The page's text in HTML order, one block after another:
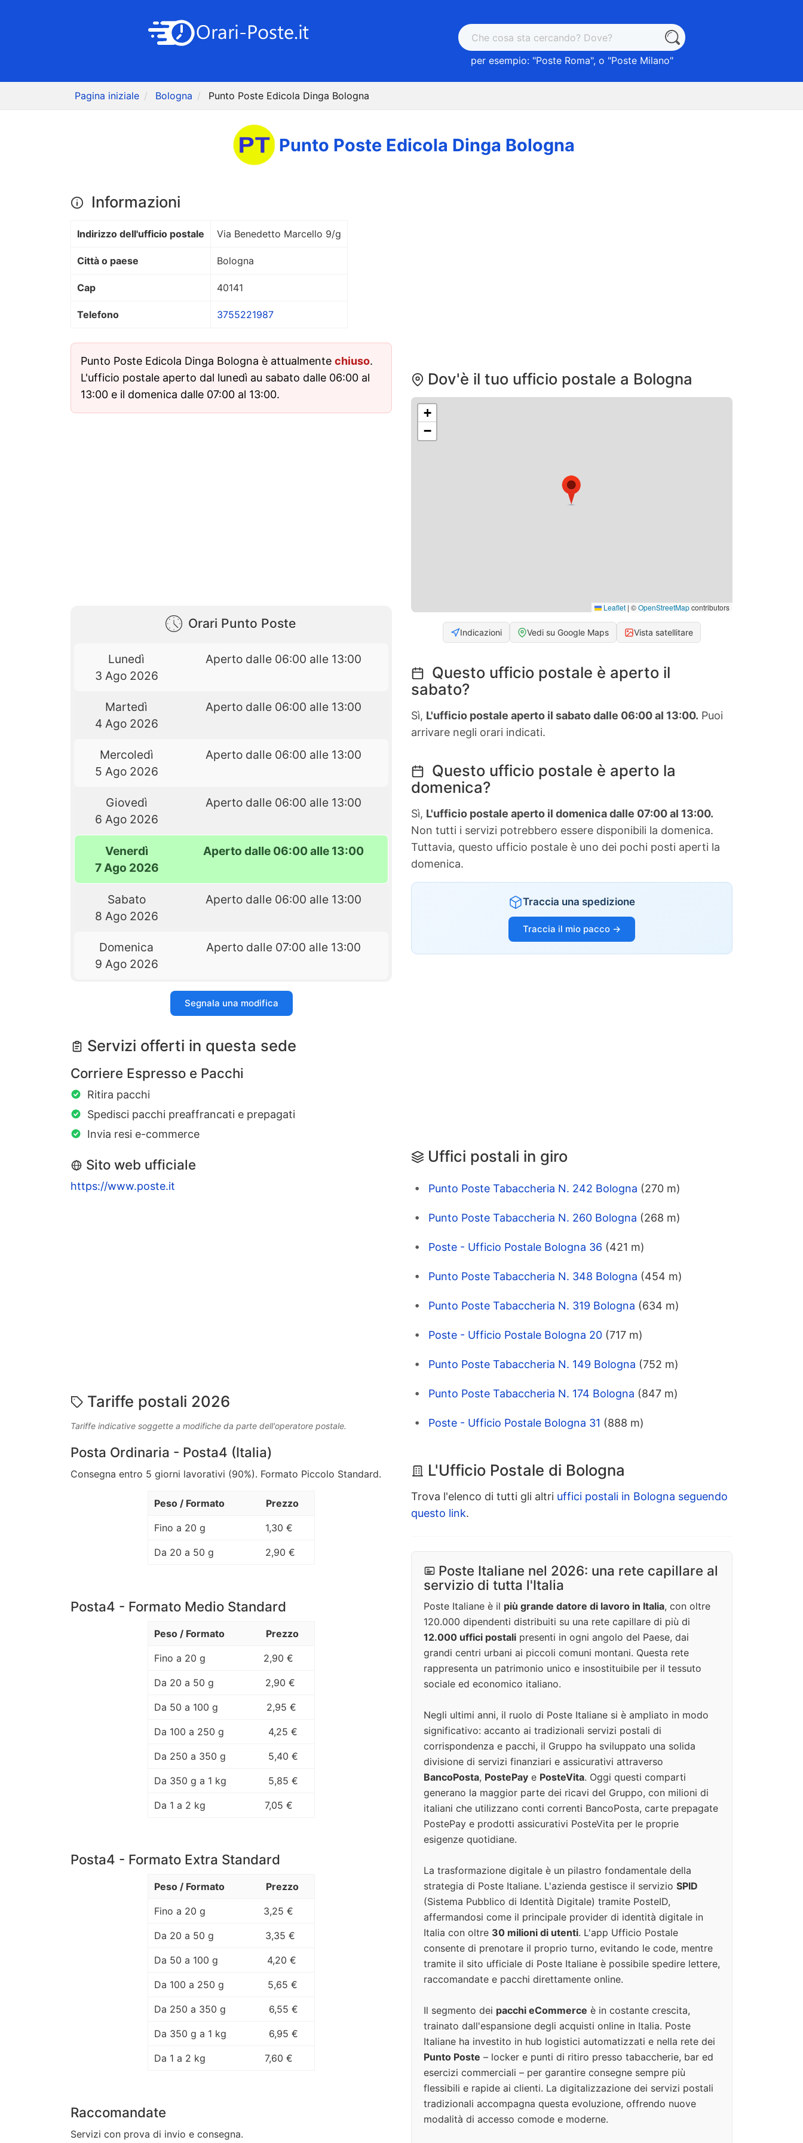
per esempio: "Poste Roma", o "Poste Milano"
Pagina iniziale Bologna Punto Poste Edicola Dinga Bologna
Punto Poste Edicola Dinga Bologna
Informazioni
Indirizzo dell'ufficio postale Via Benedetto Marcello 9/g
Città o paese Bologna
Cap 40141
Telefono 3755221987
Punto Poste Edicola Dinga Bologna è attualmente chiuso.
L'ufficio postale aperto dal lunedì au sabato dalle 06:00 al
13:00 e il domenica dalle 07:00 al 13:00.
Orari Punto Poste
Lunedì
3 Ago 2026
Aperto dalle 06:00 alle 13:00
Martedì
4 Ago 2026
Aperto dalle 06:00 alle 13:00
Mercoledì
5 Ago 2026
Aperto dalle 06:00 alle 13:00
Giovedì
6 Ago 2026
Aperto dalle 06:00 alle 13:00
Venerdì
7 Ago 2026
Aperto dalle 06:00 alle 13:00
Sabato
8 Ago 2026
Aperto dalle 06:00 alle 13:00
Domenica
9 Ago 2026
Aperto dalle 07:00 alle 13:00
Segnala una modifica
Servizi offerti in questa sede
Corriere Espresso e Pacchi
Ritira pacchi
Spedisci pacchi preaffrancati e prepagati
Invia resi e-commerce
Sito web ufficiale
https://www.poste.it
Tariffe postali 2026
Tariffe indicative soggette a modifiche da parte dell'operatore postale.
Posta Ordinaria - Posta4 (Italia)
Consegna entro 5 giorni lavorativi (90%). Formato Piccolo Standard.
Peso / Formato Prezzo
Fino a 20 g 1,30 €
Da 20 a 50 g 2,90 €
Posta4 - Formato Medio Standard
Peso / Formato Prezzo
Fino a 20 g 2,90 €
Da 20 a 50 g 2,90 €
Da 50 a 100 g 2,95 €
Da 100 a 250 g 4,25 €
Da 250 a 350 g 5,40 €
Da 350 g a 1 kg 5,85 €
Da 1 a 2 kg 7,05 €
Posta4 - Formato Extra Standard
Peso / Formato Prezzo
Fino a 20 g 3,25 €
Da 20 a 50 g 3,35 €
Da 50 a 100 g 4,20 €
Da 100 a 250 g 5,65 €
Da 250 a 350 g 6,55 €
Da 350 g a 1 kg 6,95 €
Da 1 a 2 kg 7,60 €
Raccomandate
Servizi con prova di invio e consegna.
Dov'è il tuo ufficio postale a Bologna
+
−
Leaflet | ©OpenStreetMapcontributors
Indicazioni Vedi su Google Maps Vista satellitare
Questo ufficio postale è aperto il
sabato?
Sì, L'ufficio postale aperto il sabato dalle 06:00 al 13:00. Puoi
arrivare negli orari indicati.
Questo ufficio postale è aperto la
domenica?
Sì, L'ufficio postale aperto il domenica dalle 07:00 al 13:00.
Non tutti i servizi potrebbero essere disponibili la domenica.
Tuttavia, questo ufficio postale è uno dei pochi posti aperti la
domenica.
Traccia una spedizione
Traccia il mio pacco →
Uffici postali in giro
Punto Poste Tabaccheria N. 242 Bologna (270 m)
Punto Poste Tabaccheria N. 260 Bologna (268 m)
Poste - Ufficio Postale Bologna 36 (421 m)
Punto Poste Tabaccheria N. 348 Bologna (454 m)
Punto Poste Tabaccheria N. 319 Bologna (634 m)
Poste - Ufficio Postale Bologna 20 (717 m)
Punto Poste Tabaccheria N. 149 Bologna (752 m)
Punto Poste Tabaccheria N. 174 Bologna (847 m)
Poste - Ufficio Postale Bologna 31 (888 m)
L'Ufficio Postale di Bologna
Trova l'elenco di tutti gli altri uffici postali in Bologna seguendo
questo link.
Poste Italiane nel 2026: una rete capillare al
servizio di tutta l'Italia
Poste Italiane è il più grande datore di lavoro in Italia, con oltre
120.000 dipendenti distribuiti su una rete capillare di più di
12.000 uffici postali presenti in ogni angolo del Paese, dai
grandi centri urbani ai piccoli comuni montani. Questa rete
rappresenta un patrimonio unico e insostituibile per il tessuto
sociale ed economico italiano.
Negli ultimi anni, il ruolo di Poste Italiane si è ampliato in modo
significativo: accanto ai tradizionali servizi postali di
corrispondenza e pacchi, il Gruppo ha sviluppato una solida
divisione di servizi finanziari e assicurativi attraverso
BancoPosta, PostePay e PosteVita. Oggi questi comparti
generano la maggior parte dei ricavi del Gruppo, con milioni di
italiani che utilizzano conti correnti BancoPosta, carte prepagate
PostePay e prodotti assicurativi PosteVita per le proprie
esigenze quotidiane.
La trasformazione digitale è un pilastro fondamentale della
strategia di Poste Italiane. L'azienda gestisce il servizio SPID
(Sistema Pubblico di Identità Digitale) tramite PosteID,
affermandosi come il principale provider di identità digitale in
Italia con oltre 30 milioni di utenti. L'app Ufficio Postale
consente di prenotare il proprio turno, evitando le code, mentre
tramite il sito ufficiale di Poste Italiane è possibile spedire lettere,
raccomandate e pacchi direttamente online.
Il segmento dei pacchi eCommerce è in costante crescita,
trainato dall'espansione degli acquisti online in Italia. Poste
Italiane ha investito in hub logistici automatizzati e nella rete dei
Punto Poste – locker e punti di ritiro presso tabaccherie, bar ed
esercizi commerciali – per garantire consegne sempre più
flessibili e rapide ai clienti. La digitalizzazione dei servizi postali
tradizionali accompagna questa evoluzione, offrendo nuove
modalità di accesso comode e moderne.